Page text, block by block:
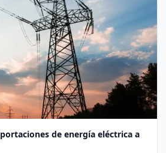
de energía eléctrica a